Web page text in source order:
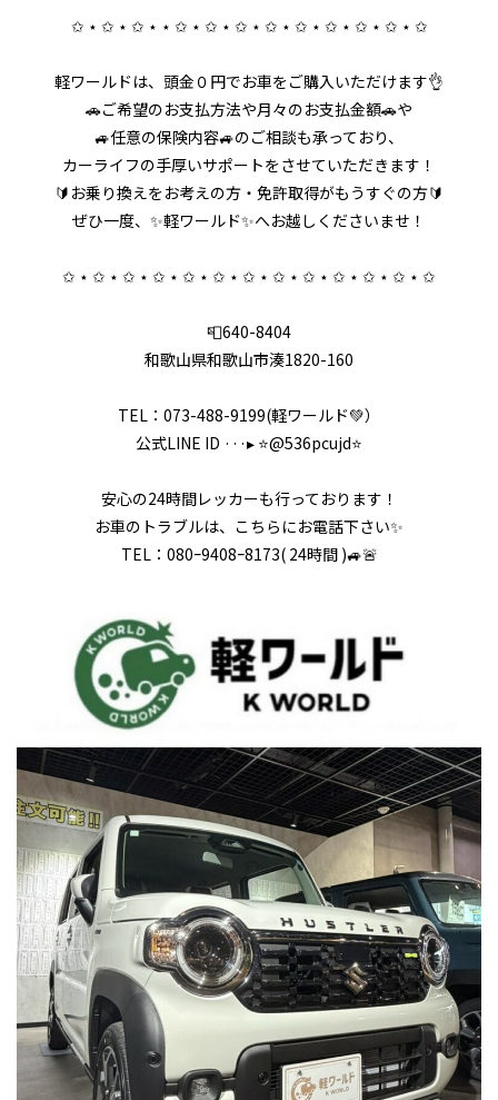
✩ ⋆ ✩ ⋆ ✩ ⋆ ⋆ ✩ ⋆ ✩ ⋆ ✩ ⋆ ✩ ⋆ ✩ ⋆ ✩ ⋆ ✩ ⋆ ✩ ⋆ ✩
軽ワールドは、頭金０円でお車をご購入いただけます👌
🚗ご希望のお支払方法や月々のお支払金額🚗や
🚙任意の保険内容🚙のご相談も承っており、
カーライフの手厚いサポートをさせていただきます！
🔰お乗り換えをお考えの方・免許取得がもうすぐの方🔰
ぜひ一度、✨軽ワールド✨へお越しくださいませ！
✩ ⋆ ✩ ⋆ ✩ ⋆ ✩ ⋆ ✩ ⋆ ✩ ⋆ ✩ ⋆ ✩ ⋆ ✩ ⋆ ✩ ⋆ ✩ ⋆ ✩ ⋆ ✩
📮640-8404
和歌山県和歌山市湊1820-160
TEL：073-488-9199(軽ワールド💚）
公式LINE ID ···▸ ⭐️@536pcujd⭐️
安心の24時間レッカーも行っております！
お車のトラブルは、こちらにお電話下さい✨
TEL：080ｰ9408ｰ8173( 24時間 )🚙🚨